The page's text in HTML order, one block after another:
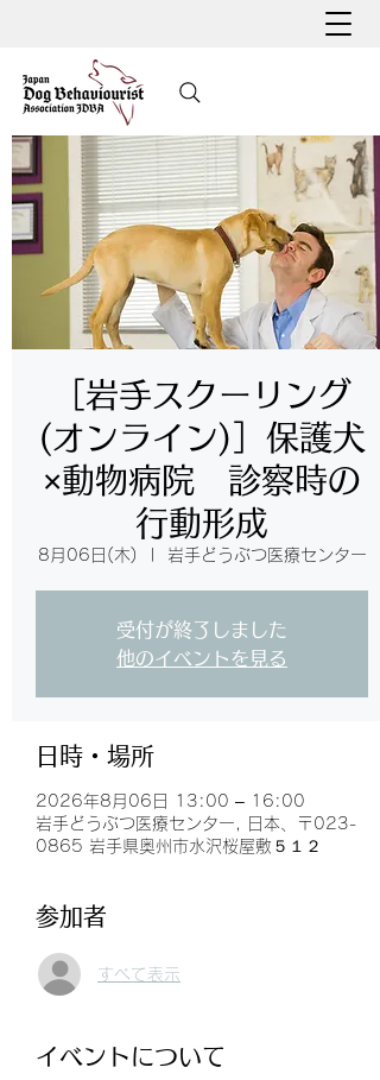
［岩手スクーリング
(オンライン)］保護犬
×動物病院 診察時の
行動形成
8月06日(木) 岩手どうぶつ医療センター
受付が終了しました
他のイベントを見る
日時・場所
2026年8月06日 13:00 – 16:00
岩手どうぶつ医療センター, 日本、〒023-
0865 岩手県奥州市水沢桜屋敷５１２
参加者
すべて表示
イベントについて